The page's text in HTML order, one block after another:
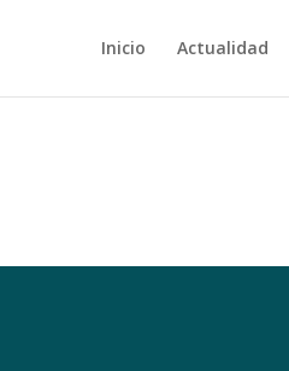
Inicio Actualidad